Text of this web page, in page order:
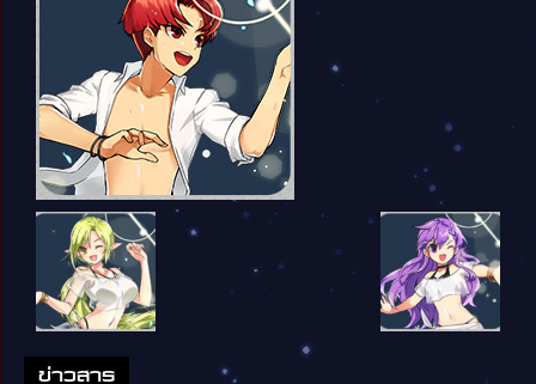
ข่าวสาร